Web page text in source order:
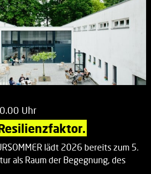
Uhr
lädt 2026 bereits zum 5.
als Raum der Begegnung, des